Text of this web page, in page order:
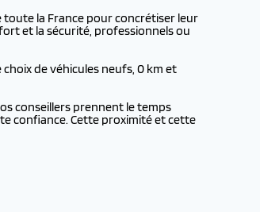
toute la France pour concrétiser leur
et la sécurité, professionnels ou
de véhicules neufs, 0 km et
conseillers prennent le temps
confiance. Cette proximité et cette